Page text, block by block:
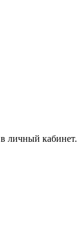
в личный кабинет.